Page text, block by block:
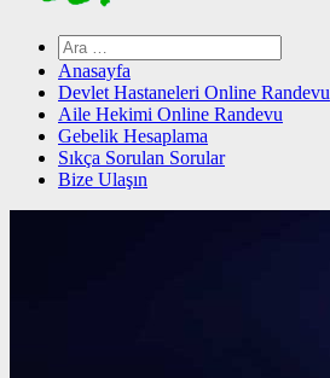
Arama:
Anasayfa
Devlet Hastaneleri Online Randevu
Aile Hekimi Online Randevu
Gebelik Hesaplama
Sıkça Sorulan Sorular
Bize Ulaşın